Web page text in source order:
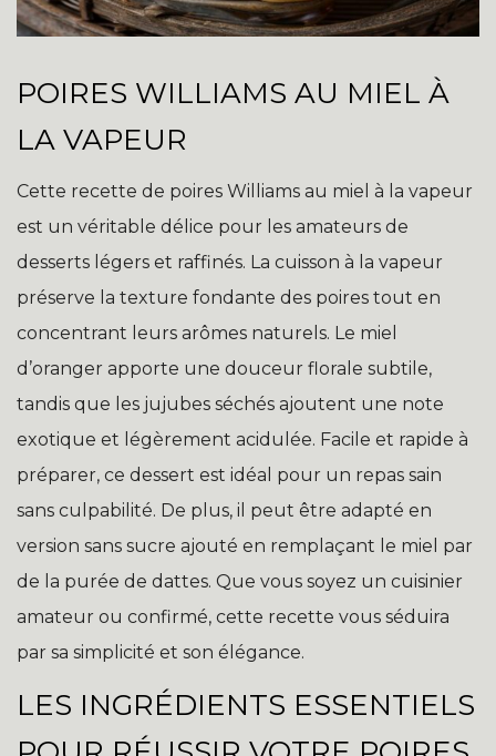
POIRES WILLIAMS AU MIEL À
LA VAPEUR
Cette recette de poires Williams au miel à la vapeur
est un véritable délice pour les amateurs de
desserts légers et raffinés. La cuisson à la vapeur
préserve la texture fondante des poires tout en
concentrant leurs arômes naturels. Le miel
d’oranger apporte une douceur florale subtile,
tandis que les jujubes séchés ajoutent une note
exotique et légèrement acidulée. Facile et rapide à
préparer, ce dessert est idéal pour un repas sain
sans culpabilité. De plus, il peut être adapté en
version sans sucre ajouté en remplaçant le miel par
de la purée de dattes. Que vous soyez un cuisinier
amateur ou confirmé, cette recette vous séduira
par sa simplicité et son élégance.
LES INGRÉDIENTS ESSENTIELS